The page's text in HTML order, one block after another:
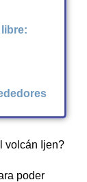
volcán Ijen?
poder